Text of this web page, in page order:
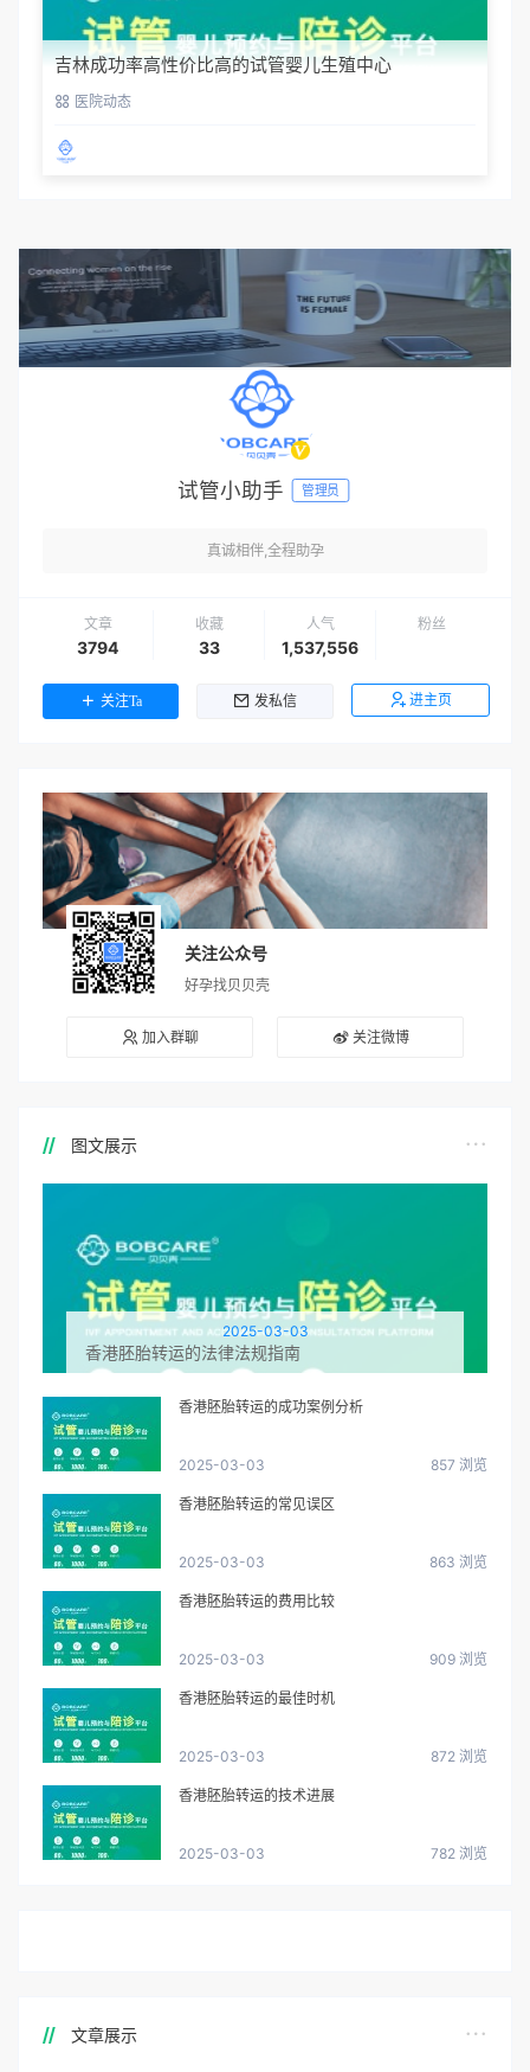
吉林成功率高性价比高的试管婴儿生殖中心
医院动态
试管小助手 管理员
真诚相伴,全程助孕
文章
3794
收藏
33
人气
1,537,556
粉丝
关注Ta 发私信 进主页
关注公众号
好孕找贝贝壳
加入群聊 关注微博
图文展示
2025-03-03
香港胚胎转运的法律法规指南
香港胚胎转运的成功案例分析
2025-03-03 857 浏览
香港胚胎转运的常见误区
2025-03-03 863 浏览
香港胚胎转运的费用比较
2025-03-03 909 浏览
香港胚胎转运的最佳时机
2025-03-03 872 浏览
香港胚胎转运的技术进展
2025-03-03 782 浏览
文章展示